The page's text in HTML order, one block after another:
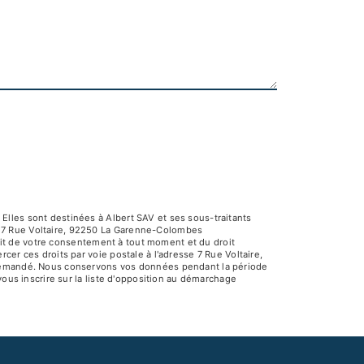
sont destinées à Albert SAV et ses sous-traitants
Voltaire, 92250 La Garenne-Colombes
de votre consentement à tout moment et du droit
ces droits par voie postale à l'adresse 7 Rue Voltaire,
Nous conservons vos données pendant la période
inscrire sur la liste d'opposition au démarchage